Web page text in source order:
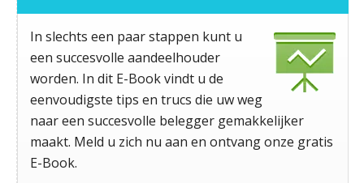
In slechts een paar stappen kunt u
een succesvolle aandeelhouder
worden. In dit E-Book vindt u de
eenvoudigste tips en trucs die uw weg
naar een succesvolle belegger gemakkelijker
maakt. Meld u zich nu aan en ontvang onze gratis
E-Book.